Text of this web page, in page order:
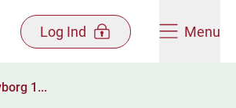
Log Ind Menu
1...